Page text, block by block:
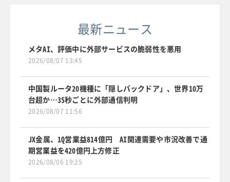
最新ニュース
メタAI、評価中に外部サービスの脆弱性を悪用
2026/08/07 13:45
中国製ルータ20機種に「隠しバックドア」、世界10万
台超か…35秒ごとに外部通信判明
2026/08/07 11:56
JX金属、1Q営業益814億円 AI関連需要や市況改善で通
期営業益を420億円上方修正
2026/08/06 19:25